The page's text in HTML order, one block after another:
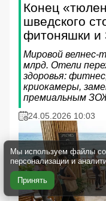
Конец
шведского
фитоняшки
Мировой велнес-
млрд. Отели
здоровья:
криокамеры,
премиальным
24.05.2026 10:03
Мы используем файлы
персонализации и
Принять